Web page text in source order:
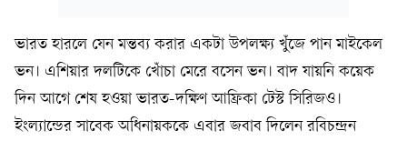
ভারত হারলে যেন মন্তব্য করার একটা উপলক্ষ্য খুঁজে পান মাইকেল
ভন। এশিয়ার দলটিকে খোঁচা মেরে বসেন ভন। বাদ যায়নি কয়েক
দিন আগে শেষ হওয়া ভারত-দক্ষিণ আফ্রিকা টেস্ট সিরিজও।
ইংল্যান্ডের সাবেক অধিনায়ককে এবার জবাব দিলেন রবিচন্দ্রন